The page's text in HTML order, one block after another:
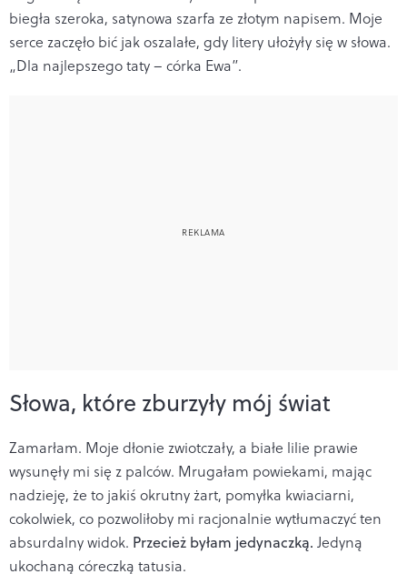
biegła szeroka, satynowa szarfa ze złotym napisem. Moje
serce zaczęło bić jak oszalałe, gdy litery ułożyły się w słowa.
„Dla najlepszego taty – córka Ewa”.
Słowa, które zburzyły mój świat
Zamarłam. Moje dłonie zwiotczały, a białe lilie prawie
wysunęły mi się z palców. Mrugałam powiekami, mając
nadzieję, że to jakiś okrutny żart, pomyłka kwiaciarni,
cokolwiek, co pozwoliłoby mi racjonalnie wytłumaczyć ten
absurdalny widok. Przecież byłam jedynaczką. Jedyną
ukochaną córeczką tatusia.